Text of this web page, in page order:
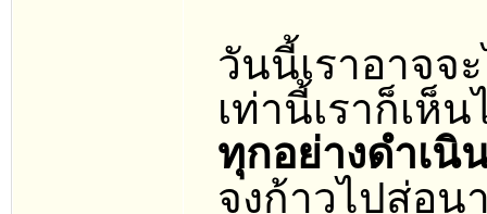
วันนี้เราอาจจ
เท่านี้เราก็เห็
ทุกอย่างดำเ
จงก้าวไปสู่อน